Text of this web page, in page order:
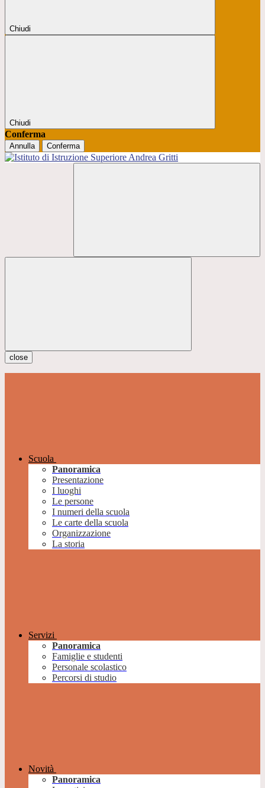
Chiudi
Chiudi
Conferma
Annulla Conferma
close
Scuola
Panoramica
Presentazione
I luoghi
Le persone
I numeri della scuola
Le carte della scuola
Organizzazione
La storia
Servizi
Panoramica
Famiglie e studenti
Personale scolastico
Percorsi di studio
Novità
Panoramica